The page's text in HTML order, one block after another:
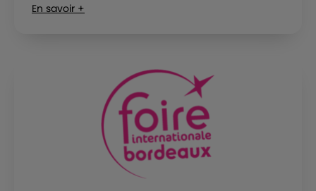
En savoir +